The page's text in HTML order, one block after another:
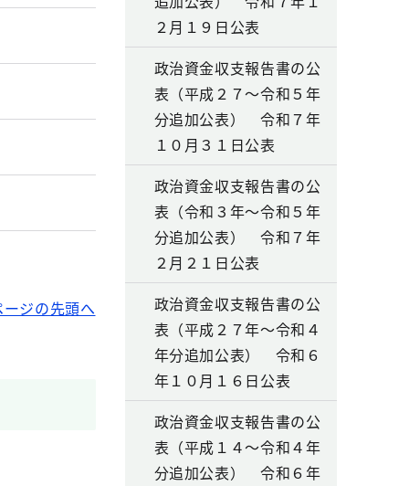
ージの先頭へ
２月１９日公表
政治資金収支報告書の公
表（平成２７～令和５年
分追加公表） 令和７年
１０月３１日公表
政治資金収支報告書の公
表（令和３年～令和５年
分追加公表） 令和７年
２月２１日公表
政治資金収支報告書の公
表（平成２７年～令和４
年分追加公表） 令和６
年１０月１６日公表
政治資金収支報告書の公
表（平成１４～令和４年
分追加公表） 令和６年